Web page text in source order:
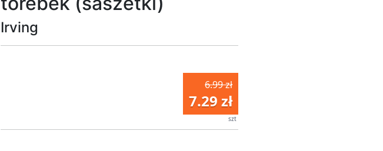
Irving
6.99 zł
7.29 zł
szt